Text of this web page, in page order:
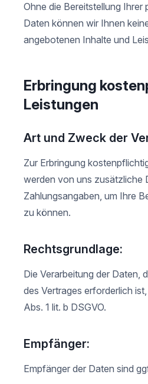
Ohne die Bereitstellung
Daten können wir Ihnen
angebotenen Inhalte und
Erbringung
Leistungen
Art und Zweck der
Zur Erbringung
werden von uns zusätzliche
Zahlungsangaben, um Ihre
zu können.
Rechtsgrundlage:
Die Verarbeitung der Daten,
des Vertrages erforderlich
Abs. 1 lit. b DSGVO.
Empfänger:
Empfänger der Daten sind